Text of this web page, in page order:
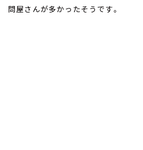
問屋さんが多かったそうです。